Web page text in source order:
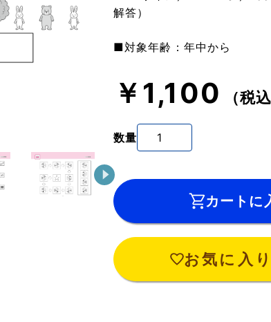
解答）
■対象年齢：年中から
￥1,100 （税込
数量
カートに
お気に入